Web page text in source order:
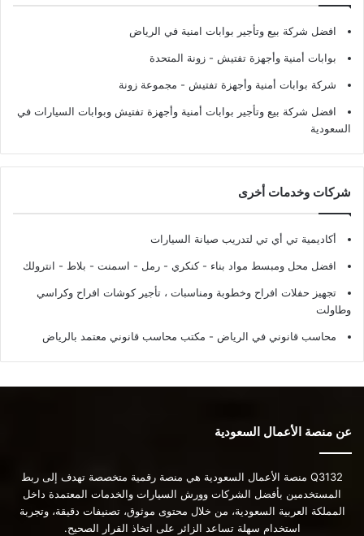
افضل شركة بيع وتأجير بوابات امنية في الرياض
بوابات أمنية وأجهزة تفتيش - زونة المتحدة
شركة بوابات أمنية وأجهزة تفتيش - مجموعة زونة
افضل شركة بيع وتأجير بوابات أمنية وأجهزة تفتيش وبوابات السيارات في
السعودية
شركات وخدمات أخرى
أكاديمية تي أي تي لتدريب صيانة السيارات
افضل محل ومبسط مواد بناء - كنكري - رمل - اسمنت - بلاط - انترولك
تجهيز حفلات افراح وخطوبة ومناسبات ، تأجير كوشات افراح وكراسي
وطاولت
محاسب قانوني في الرياض - مكتب محاسب قانوني معتمد بالرياض
عن منصة الأعمال السعودية
Q3132 منصة الأعمال السعودية هي منصة رقمية متخصصة تهدف إلى ربط
المستخدمين بأفضل الشركات وورش السيارات والخدمات المعتمدة داخل
المملكة العربية السعودية، من خلال محتوى موثوق، تصنيفات دقيقة، وتجربة
استخدام سهلة تساعد الزائر على اتخاذ القرار الصحيح.